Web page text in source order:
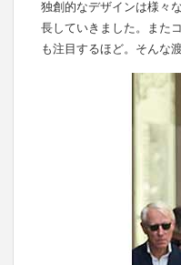
独創的なデザインは様々
長していきました。また
も注目するほど。そんな